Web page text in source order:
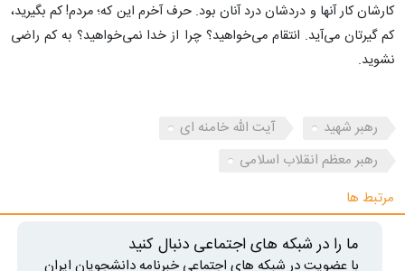
کارشان کار آنها و دردشان درد آنان بود. حرف آخرم این که؛ مردم! کم بگیرید،
کم گیرتان می‌آید. انتقام می‌خواهید؟ چرا از خدا نمی‌خواهید؟ به کم راضی
نشوید.
رهبر شهید
آیت الله خامنه ای
رهبر معظم انقلاب اسلامی
مرتبط ها
ما را در شبکه های اجتماعی دنبال کنید
با عضویت در شبکه های اجتماعی خبرنامه دانشجویان ایران